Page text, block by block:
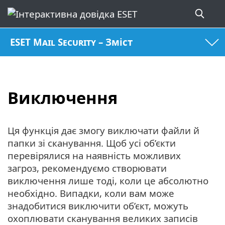
ESET Mail Security – Зміст
Виключення
Ця функція дає змогу виключати файли й
папки зі сканування. Щоб усі об’єкти
перевірялися на наявність можливих
загроз, рекомендуємо створювати
виключення лише тоді, коли це абсолютно
необхідно. Випадки, коли вам може
знадобитися виключити об’єкт, можуть
охоплювати сканування великих записів